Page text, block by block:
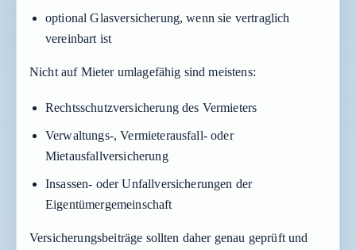
optional Glasversicherung, wenn sie vertraglich
vereinbart ist
Nicht auf Mieter umlagefähig sind meistens:
Rechtsschutzversicherung des Vermieters
Verwaltungs-, Vermieterausfall- oder
Mietausfallversicherung
Insassen- oder Unfallversicherungen der
Eigentümergemeinschaft
Versicherungsbeiträge sollten daher genau geprüft und